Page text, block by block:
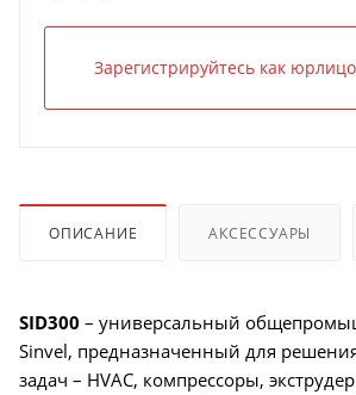
Зарегистрируйтесь как
ОПИСАНИЕ АКСЕССУАРЫ
SID300 – универсальный
Sinvel, предназначенный для
задач – HVAC, компрессоры,